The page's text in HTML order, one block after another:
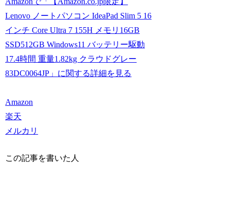
Lenovo ノートパソコン IdeaPad Slim 5 16
インチ Core Ultra 7 155H メモリ16GB
SSD512GB Windows11 バッテリー駆動
17.4時間 重量1.82kg クラウドグレー
83DC0064JP」に関する詳細を見る
Amazon
楽天
メルカリ
この記事を書いた人